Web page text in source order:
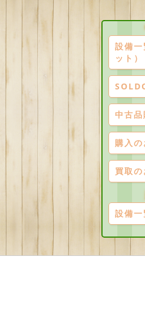
設備
ット）
中古
購入
買取
設備一